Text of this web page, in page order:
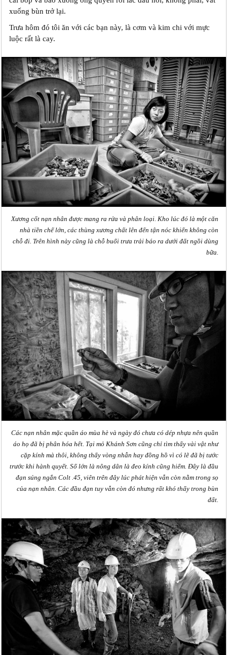
xuống bùn trở lại.
Trưa hôm đó tôi ăn với các bạn này, là cơm và kim chi với mực
luộc rất là cay.
Xương cốt nạn nhân được mang ra rửa và phân loại. Kho lúc đó là một căn
nhà tiền chế lớn, các thùng xương chất lên đến tận nóc khiến không còn
chỗ đi. Trên hình này cũng là chỗ buổi trưa trải báo ra dưới đất ngồi dùng
bữa.
Các nạn nhân mặc quần áo mùa hè và ngày đó chưa có dép nhựa nên quần
áo họ đã bị phân hóa hết. Tại mỏ Khánh Sơn cũng chỉ tìm thấy vài vật như
cặp kính mà thôi, không thấy vòng nhẫn hay đồng hồ vì có lẽ đã bị tước
trước khi hành quyết. Số lớn là nông dân là đeo kính cũng hiếm. Đây là đầu
đạn súng ngắn Colt .45, viên trên đây lúc phát hiện vẫn còn nằm trong sọ
của nạn nhân. Các đầu đạn tuy vẫn còn đó nhưng rất khó thấy trong bùn
đất.